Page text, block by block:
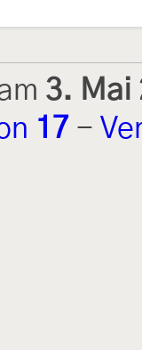
3. Mai
17 -